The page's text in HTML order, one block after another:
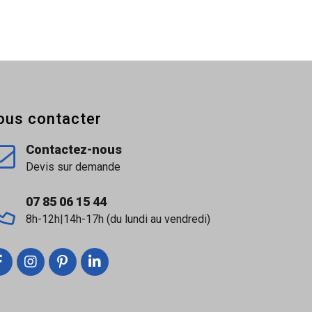
contacter
Contactez-nous
Devis sur demande
07 85 06 15 44
8h-12h|14h-17h (du lundi au vendredi)